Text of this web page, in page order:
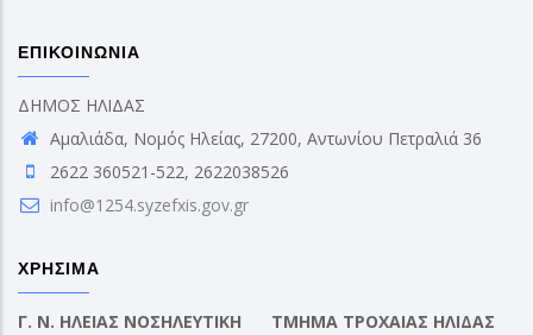
ΕΠΙΚΟΙΝΩΝΙΑ
ΔΗΜΟΣ ΗΛΙΔΑΣ
Αμαλιάδα, Νομός Ηλείας, 27200, Αντωνίου Πετραλιά 36
2622 360521-522, 2622038526
info@1254.syzefxis.gov.gr
ΧΡΗΣΙΜΑ
Γ. Ν. ΗΛΕΙΑΣ ΝΟΣΗΛΕΥΤΙΚΗ
ΤΜΗΜΑ ΤΡΟΧΑΙΑΣ ΗΛΙΔΑΣ